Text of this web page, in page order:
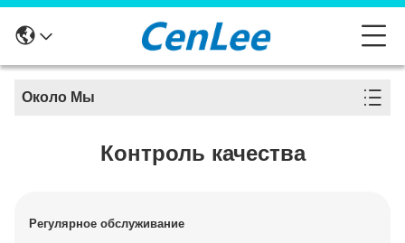
Около Мы
Контроль качества
Регулярное обслуживание